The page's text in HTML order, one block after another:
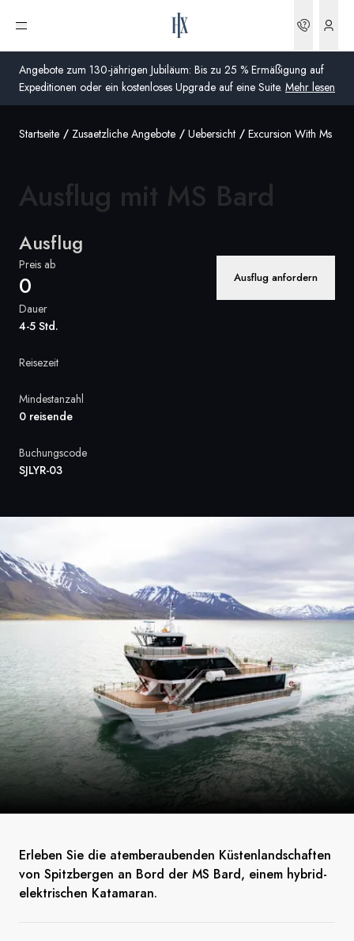
Angebote zum 130-jährigen Jubiläum: Bis zu 25 % Ermäßigung auf
Expeditionen oder ein kostenloses Upgrade auf eine Suite. Mehr lesen
Menü öffnen
Vereinigtes Königreich (England, Schottland, Wales
Dänemark
Global
Startseite Zusaetzliche Angebote Uebersicht Excursion With Ms
Ausflug mit MS Bard
Ausflug
Preis ab
0 Ausflug anfordern
Dauer
4-5 Std.
Reisezeit
Mindestanzahl
0 reisende
Buchungscode
SJLYR-03
Erleben Sie die atemberaubenden Küstenlandschaften
von Spitzbergen an Bord der MS Bard, einem hybrid-
elektrischen Katamaran.